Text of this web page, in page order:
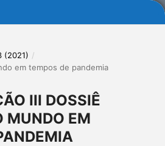
(2021) /
em tempos de pandemia
III DOSSIÊ
MUNDO EM